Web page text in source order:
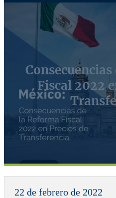
Fiscal 2022
22 de febrero de 2022